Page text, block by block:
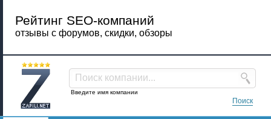
Рейтинг SEO-компаний
отзывы с форумов, скидки, обзоры
Поиск компании...
Введите имя компании
Поиск